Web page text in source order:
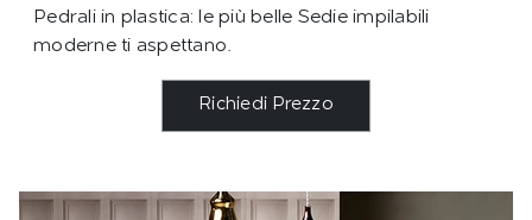
Pedrali in plastica: le più belle Sedie impilabili
moderne ti aspettano.
Richiedi Prezzo